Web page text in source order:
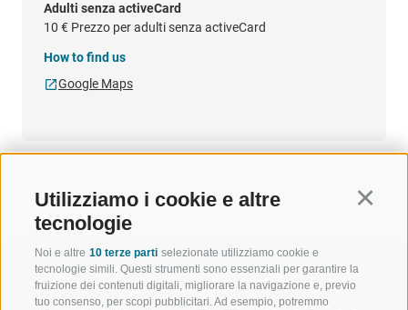
Utilizziamo i cookie e altre
tecnologie
Noi e altre 10 terze parti selezionate utilizziamo cookie e
tecnologie simili. Questi strumenti sono essenziali per garantire la
fruizione dei contenuti digitali, migliorare la navigazione e, previo
tuo consenso, per scopi pubblicitari. Ad esempio, potremmo
Adulti senza activeCard
10 € Prezzo per adulti senza activeCard
How to find us
Google Maps